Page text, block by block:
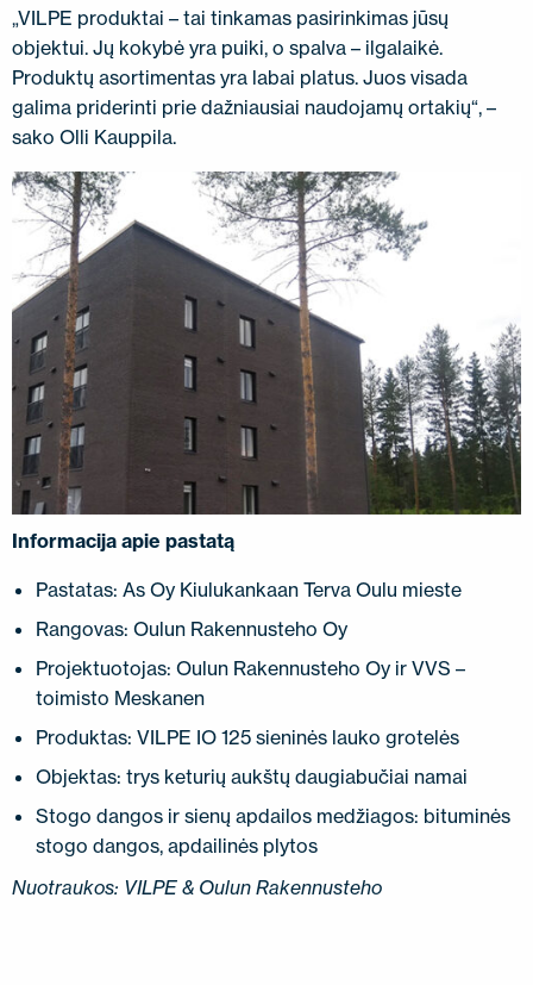
„VILPE ​​produktai – tai tinkamas pasirinkimas jūsų
objektui. Jų kokybė yra puiki, o spalva – ilgalaikė.
Produktų asortimentas yra labai platus. Juos visada
galima priderinti prie dažniausiai naudojamų ortakių“, –
sako Olli Kauppila.
Informacija apie pastatą
Pastatas: As Oy Kiulukankaan Terva Oulu mieste
Rangovas: Oulun Rakennusteho Oy
Projektuotojas: Oulun Rakennusteho Oy ir VVS –
toimisto Meskanen
Produktas: VILPE ​​IO 125 sieninės lauko grotelės
Objektas: trys keturių aukštų daugiabučiai namai
Stogo dangos ir sienų apdailos medžiagos: bituminės
stogo dangos, apdailinės plytos
Nuotraukos: VILPE & Oulun Rakennusteho